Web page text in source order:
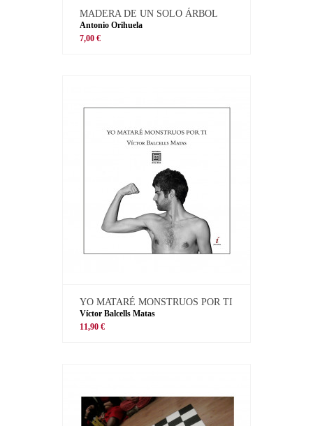
MADERA DE UN SOLO ÁRBOL
Antonio Orihuela
7,00 €
YO MATARÉ MONSTRUOS POR TI
Víctor Balcells Matas
11,90 €